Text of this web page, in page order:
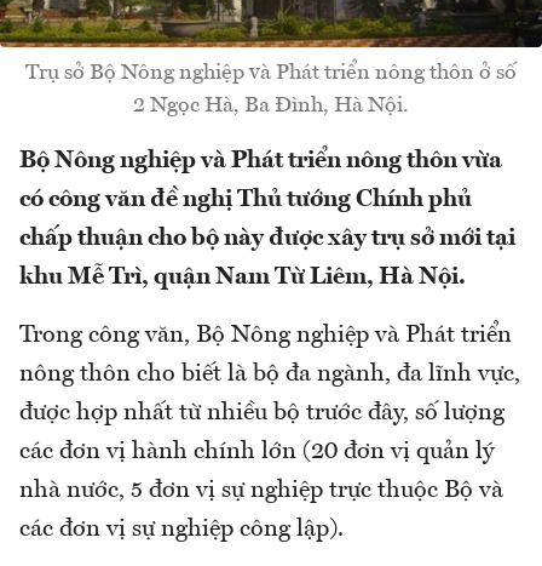
Trụ sở Bộ Nông nghiệp và Phát triển nông thôn ở số
2 Ngọc Hà, Ba Đình, Hà Nội.
Bộ Nông nghiệp và Phát triển nông thôn vừa
có công văn đề nghị Thủ tướng Chính phủ
chấp thuận cho bộ này được xây trụ sở mới tại
khu Mễ Trì, quận Nam Từ Liêm, Hà Nội.
Trong công văn, Bộ Nông nghiệp và Phát triển
nông thôn cho biết là bộ đa ngành, đa lĩnh vực,
được hợp nhất từ nhiều bộ trước đây, số lượng
các đơn vị hành chính lớn (20 đơn vị quản lý
nhà nước, 5 đơn vị sự nghiệp trực thuộc Bộ và
các đơn vị sự nghiệp công lập).